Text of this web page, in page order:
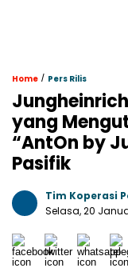
Home / Pers Rilis
yang
“AntOn by
Pasifik
Tim Koperasi
Selasa, 20